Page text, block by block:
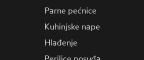
Parne pećnice
Kuhinjske nape
Hlađenje